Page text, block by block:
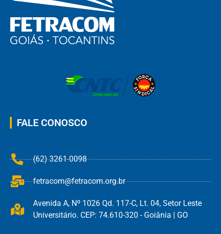
FALE CONOSCO
(62) 3261-0098
fetracom@fetracom.org.br
Avenida A, Nº 1026 Qd. 117-C, Lt. 04, Setor Leste
Universitário. CEP: 74.610-320 - Goiânia | GO